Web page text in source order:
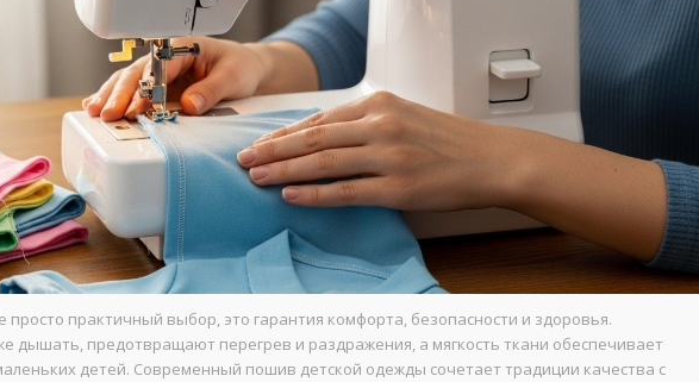
практичный выбор, это гарантия комфорта, безопасности и здоровья.
дышать, предотвращают перегрев и раздражения, а мягкость ткани обеспечивает
детей. Современный пошив детской одежды сочетает традиции качества с